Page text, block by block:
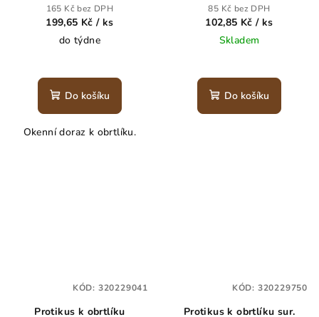
165 Kč bez DPH
199,65 Kč/ ks
do týdne
Do košíku
Okenní doraz k obrtlíku.
85 Kč bez DPH
102,85 Kč/ ks
Skladem
Do košíku
Protikus k obrtlíku
KÓD: 320229041
Protikus k obrtlíku sur.
KÓD: 320229750